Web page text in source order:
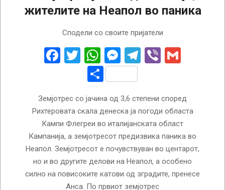
жителите на Неапол во паника
Сподели со своите пријатели
Facebook
Twitter
WhatsApp
Messenger
Telegram
Viber
Share
Земјотрес со јачина од 3,6 степени според
Рихтеровата скала денеска ја погоди областа
Кампи Флегреи во италијанската област
Кампанија, а земјотресот предизвика паника во
Неапол. Земјотресот е почувствуван во центарот,
но и во другите делови на Неапол, а особено
силно на повисоките катови од зградите, пренесе
Анса. По првиот земјотрес